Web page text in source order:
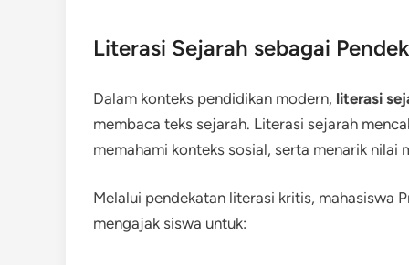
Literasi Sejarah sebagai
Dalam konteks pendidikan modern, literasi
membaca teks sejarah. Literasi sejarah
memahami konteks sosial, serta menarik
Melalui pendekatan literasi kritis, mahasiswa
mengajak siswa untuk: